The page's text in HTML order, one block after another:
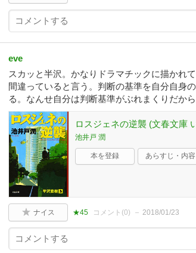
eve
スカッと半沢。かなりドラマチックに描かれ
間違っていると言う。判断の基準を自分自身
る。なんせ自分は判断基準がぶれまくりだから
ロスジェネの逆襲 (文春文庫
池井戸 潤
本を登録 あらすじ・内容
ナイス ★45 コメント(0) 2018/01/23